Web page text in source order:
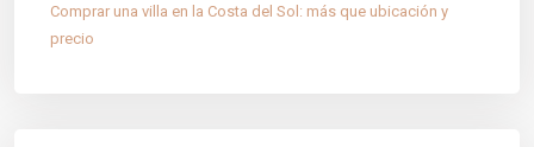
Comprar una villa en la Costa del Sol: más que ubicación y
precio
Tecnología, confianza e innovación.